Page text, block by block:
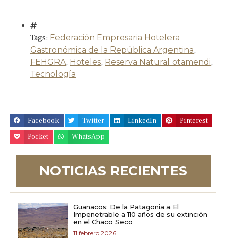
Tags: Federación Empresaria Hotelera
Gastronómica de la República Argentina,
FEHGRA, Hoteles, Reserva Natural otamendi,
Tecnología
Facebook Twitter LinkedIn
Pinterest
Pocket
WhatsApp
NOTICIAS RECIENTES
Guanacos: De la Patagonia a El
Impenetrable a 110 años de su extinción
en el Chaco Seco
11 febrero 2026